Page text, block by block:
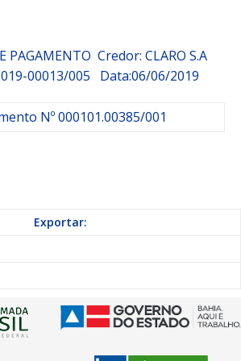
PAGAMENTO Credor: CLARO S.A
00013/005 Data:06/06/2019
Nº 000101.00385/001
Exportar: